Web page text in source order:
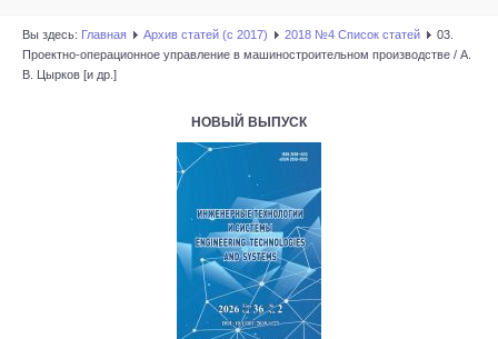
Вы здесь: Главная Архив статей (с 2017) 2018 №4 Список статей
03.
Проектно-операционное управление в машиностроительном производстве / А.
В. Цырков [и др.]
НОВЫЙ ВЫПУСК